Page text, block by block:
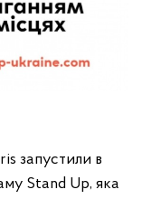
запустили в
Stand Up, яка